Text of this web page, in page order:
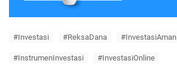
#Investasi #ReksaDana #InvestasiAman
#InstrumenInvestasi #InvestasiOnline